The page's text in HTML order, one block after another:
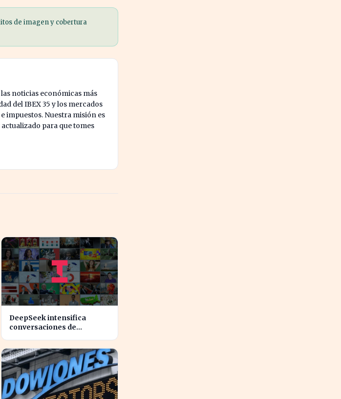
de imagen y cobertura
noticias económicas más
del IBEX 35 y los mercados
impuestos. Nuestra misión es
para que tomes
DeepSeek intensifica
conversaciones de
modelos